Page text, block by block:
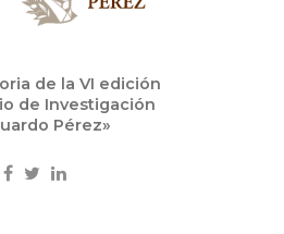
de la VI edición
de Investigación
Pérez»